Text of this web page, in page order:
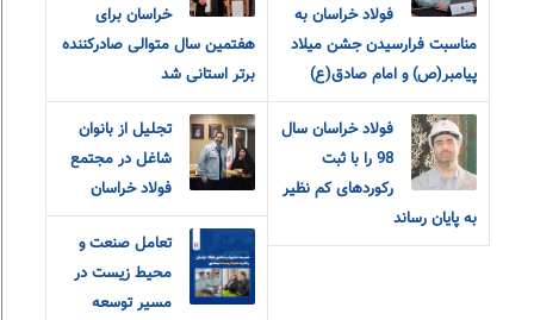
فولاد خراسان به
مناسبت فرارسیدن جشن میلاد
پیامبر(ص) و امام صادق(ع)
خراسان برای
هفتمین سال متوالی صادرکننده
برتر استانی شد
فولاد خراسان سال
98 را با ثبت
رکوردهای کم نظیر
به پایان رساند
تجلیل از بانوان
شاغل در مجتمع
فولاد خراسان
تعامل صنعت و
محیط زیست در
مسیر توسعه